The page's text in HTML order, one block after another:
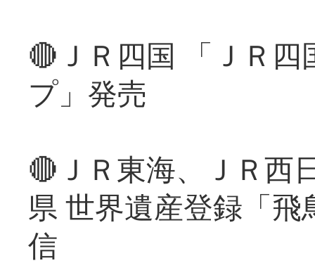
🔴ＪＲ四国 「ＪＲ
プ」発売
🔴ＪＲ東海、ＪＲ西
県 世界遺産登録「
信